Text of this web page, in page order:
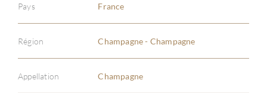
Pays France
Région Champagne - Champagne
Appellation Champagne